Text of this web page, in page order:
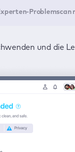
Problemscan
und die
Daten privat
für das